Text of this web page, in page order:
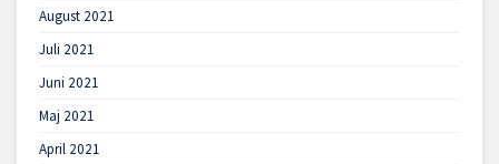
August 2021
Juli 2021
Juni 2021
Maj 2021
April 2021